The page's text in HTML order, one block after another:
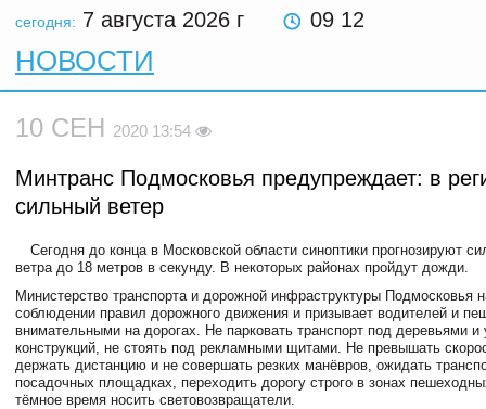
сегодня: 7 августа 2026 г 09 12
НОВОСТИ
10 СЕН 2020 13:54
Минтранс Подмосковья предупреждает: в
сильный ветер
Сегодня до конца в Московской области синоптики прогнозируют
ветра до 18 метров в секунду. В некоторых районах пройдут дожди.
Министерство транспорта и дорожной инфраструктуры Подмосковья
соблюдении правил дорожного движения и призывает водителей и
внимательными на дорогах. Не парковать транспорт под деревьями и
конструкций, не стоять под рекламными щитами. Не превышать
держать дистанцию и не совершать резких манёвров, ожидать
посадочных площадках, переходить дорогу строго в зонах
тёмное время носить световозвращатели.